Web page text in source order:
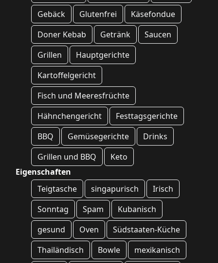
Gebäck
Glutenfrei
Käsefondue
Doner Kebab
Getränk
Saucen
Grillen
Hauptgerichte
Kartoffelgericht
Fisch und Meeresfrüchte
Hähnchengericht
Festtagsgerichte
BBQ
Gemüsegerichte
Drinks
Grillen und BBQ
Keto
Eigenschaften
Teigtasche
singapurisch
Irisch
Sonntag
Spam
Kubanisch
gesund
Oven
Südstaaten-Küche
Thailändisch
Bowle mexikanisch